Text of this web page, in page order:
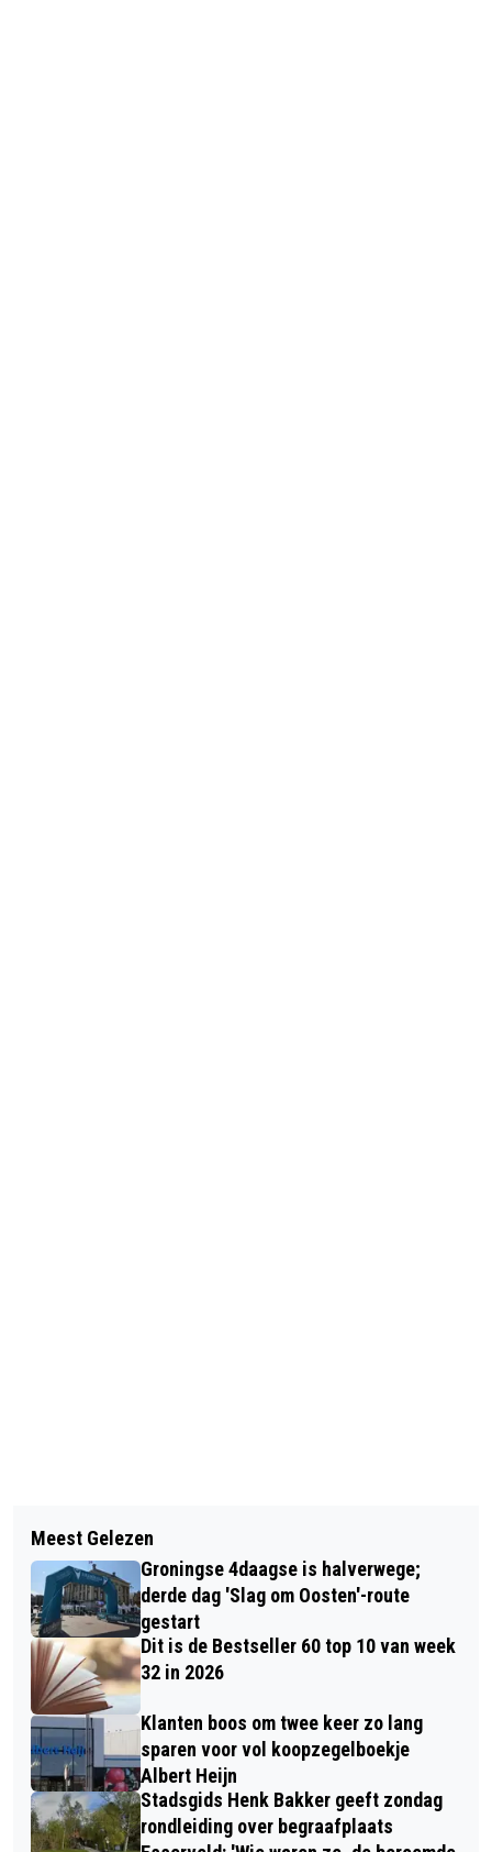
HOTEL PRINSENHOF IS EERSTE
VIJFSTERRENHOTEL IN GRONINGEN
EBBINGEHOF, EEN NIEUWE MANIER
VAN ZELFBOUWEN EN WONEN
Meest Gelezen
Groningse 4daagse is halverwege;
derde dag 'Slag om Oosten'-route
gestart
Dit is de Bestseller 60 top 10 van week
32 in 2026
Klanten boos om twee keer zo lang
sparen voor vol koopzegelboekje
Albert Heijn
Stadsgids Henk Bakker geeft zondag
rondleiding over begraafplaats